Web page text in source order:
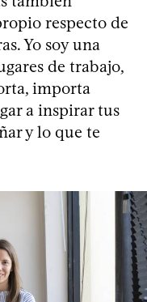
respecto de
Yo soy una
de trabajo,
importa
a inspirar tus
y lo que te